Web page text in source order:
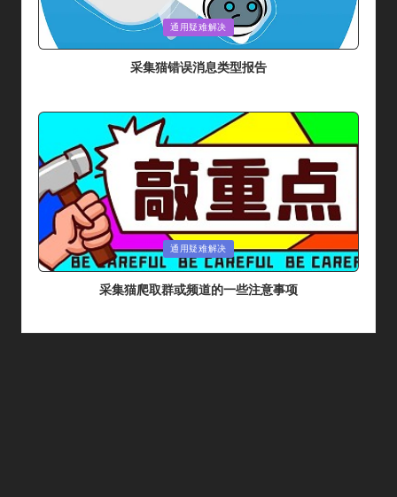
In
通用疑难解决
采集猫错误消息类型报告
Posted
In
通用疑难解决
采集猫爬取群或频道的一些注意事项
By